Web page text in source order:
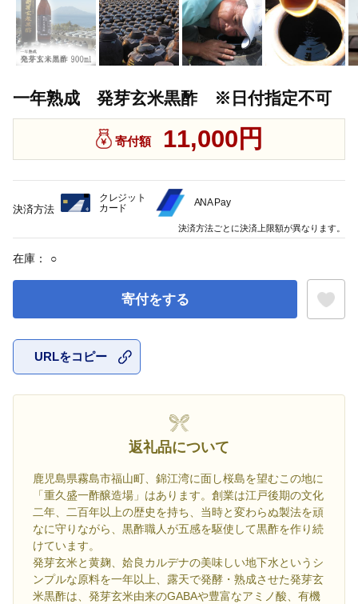
一年熟成 発芽玄米黒酢 ※日付指定不可
寄付額 11,000円
在庫： ○
寄付をする
URLをコピー
返礼品について
鹿児島県霧島市福山町、錦江湾に面し桜島を望むこの地に
「重久盛一酢醸造場」はあります。創業は江戸後期の文化
二年、二百年以上の歴史を持ち、当時と変わらぬ製法を頑
なに守りながら、黒酢職人が五感を駆使して黒酢を作り続
けています。
発芽玄米と黄麹、姶良カルデナの美味しい地下水というシ
ンプルな原料を一年以上、露天で発酵・熟成させた発芽玄
米黒酢は、発芽玄米由来のGABAや豊富なアミノ酸、有機
決済方法
クレジット
カード
ANA Pay
決済方法ごとに決済上限額が異なります。